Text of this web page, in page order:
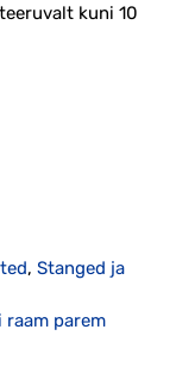
kuni 10
, Stanged ja
parem